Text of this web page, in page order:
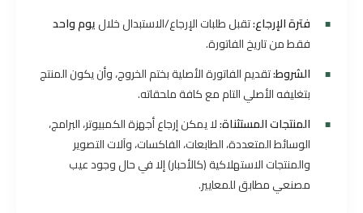
فترة الإرجاع:تقبل طلبات الإرجاع/الاستبدال خلاليوم واحد
فقط من تاريخ الفاتورة.
الشروط:تقديم الفاتورة الأصلية بختم الخروج، وأن يكون المنتج
بتغليفه الأصلي التام مع كافة ملحقاته.
المنتجات المستثناة:لا يمكن إرجاع أجهزة الكمبيوتر، البرامج،
الوسائط المتعددة، الطابعات، الفاكسات، وآلات التصوير
والمنتجات الاستهلاكية (كالأحبار) إلا في حال وجود عيب
مصنعي مطابق للمعايير.